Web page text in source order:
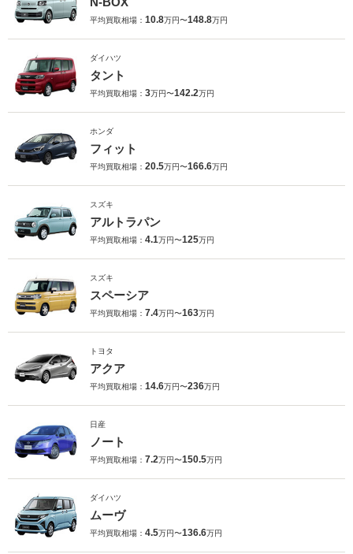
平均買取相場： 10.8万円〜148.8万円
ダイハツ
タント
平均買取相場： 3万円〜142.2万円
ホンダ
フィット
平均買取相場： 20.5万円〜166.6万円
スズキ
アルトラパン
平均買取相場： 4.1万円〜125万円
スズキ
スペーシア
平均買取相場： 7.4万円〜163万円
トヨタ
アクア
平均買取相場： 14.6万円〜236万円
日産
ノート
平均買取相場： 7.2万円〜150.5万円
ダイハツ
ムーヴ
平均買取相場： 4.5万円〜136.6万円